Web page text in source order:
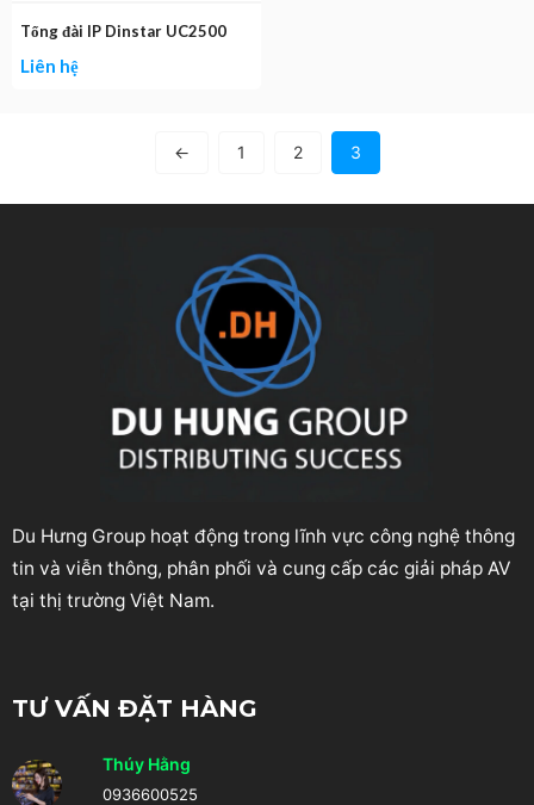
Tổng đài IP Dinstar UC2500
Liên hệ
← 1 2 3
Du Hưng Group hoạt động trong lĩnh vực công nghệ thông
tin và viễn thông, phân phối và cung cấp các giải pháp AV
tại thị trường Việt Nam.
TƯ VẤN ĐẶT HÀNG
Thúy Hằng
0936600525